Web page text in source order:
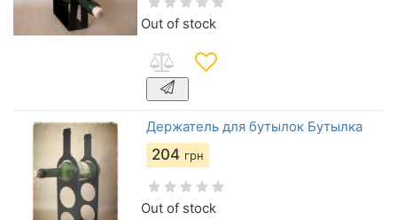
Out of stock
Держатель для бутылок Бутылка
204 грн
Out of stock